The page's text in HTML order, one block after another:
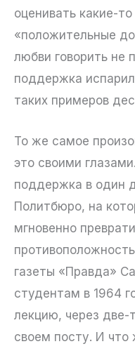
оценивать какие-
«положительные
любви говорить не
поддержка
таких примеров
То же самое
это своими
поддержка в один
Политбюро, на
мгновенно
газеты «Правда»
студентам в 1964
лекцию, через
своем посту. И